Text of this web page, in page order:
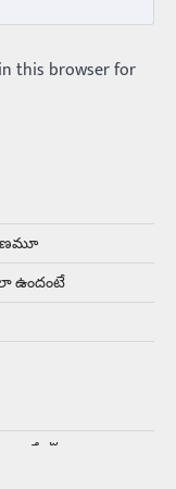
this browser for
ఉందంటే
బొమ్మఅని లేదా బాపూ
ఒక వింతైన రోడ్డు
జాతీయ
ఉతికితే…జైలుకే
గుర్తొచ్చే మొదటి పని